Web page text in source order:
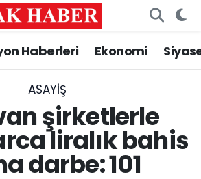
Haberleri Ekonomi
ASAYİŞ
şirketlerle
liralık bahis
darbe: 101
HABERLERİ
Durumu ve Fikstür